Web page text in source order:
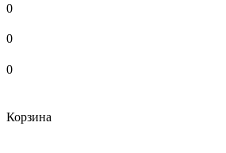
0
0
0
Корзина